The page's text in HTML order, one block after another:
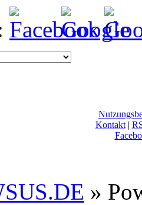
Kontakt|
»